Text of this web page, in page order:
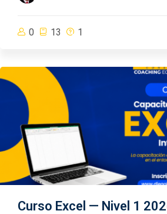
0 13 1
Curso Excel — Nivel 1